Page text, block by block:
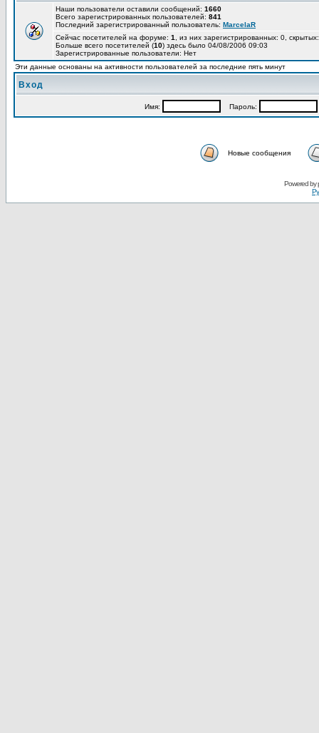
Наши пользователи оставили сообщений: 1660
Всего зарегистрированных пользователей: 841
Последний зарегистрированный пользователь: MarcelaR
Сейчас посетителей на форуме: 1
, из них зарегистрированных: 0,
Больше всего посетителей (10) здесь было 04/08/2006 09:03
Зарегистрированные пользователи: Нет
Эти данные основаны на активности пользователей за последние пять минут
Вход
Имя: Пароль:
Новые сообщения
Powered by